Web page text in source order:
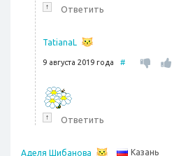
↑ Ответить
TatianaL
9 августа 2019 года #
↑ Ответить
Аделя Шибанова Казань